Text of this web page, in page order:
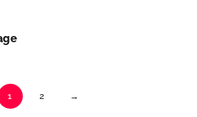
1 2 →